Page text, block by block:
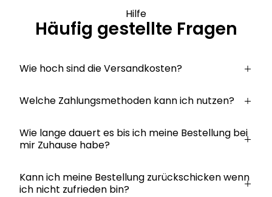
Hilfe
Häufig gestellte Fragen
Wie hoch sind die Versandkosten?
Welche Zahlungsmethoden kann ich nutzen?
Wie lange dauert es bis ich meine Bestellung bei
mir Zuhause habe?
Kann ich meine Bestellung zurückschicken wenn
ich nicht zufrieden bin?